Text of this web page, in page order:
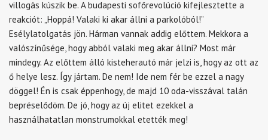
villogás kúszik be. A budapesti sofőrevolúció kifejlesztette a
reakciót: „Hoppá! Valaki ki akar állni a parkolóból!”
Esélylatolgatás jön. Hárman vannak addig előttem. Mekkora a
valószínűsége, hogy abból valaki meg akar állni? Most már
mindegy. Az előttem álló kisteherautó már jelzi is, hogy az ott az
ő helye lesz. Így jártam. De nem! Ide nem fér be ezzel a nagy
döggel! Én is csak éppenhogy, de majd 10 oda-visszával talán
bepréselődöm. De jó, hogy az új elitet ezekkel a
használhatatlan monstrumokkal etették meg!